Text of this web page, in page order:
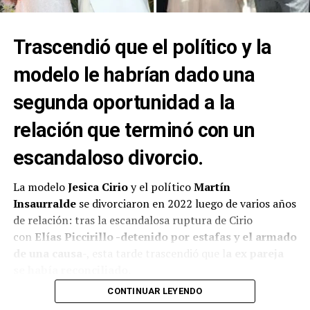
el cual participaron varias bandas musicales.
Trascendió que el político y la
modelo le habrían dado una
segunda oportunidad a la
relación que terminó con un
escandaloso divorcio.
La modeloJesica Cirioy el políticoMartín
Insaurraldese divorciaron en 2022 luego de varios años
de relación: tras la escandalosa ruptura de Cirio
con Elías Piccirillo -detenido por estafas y el armado
Insaurralde atravesó un escándalo de corrupción y
CONTINUAR LEYENDO